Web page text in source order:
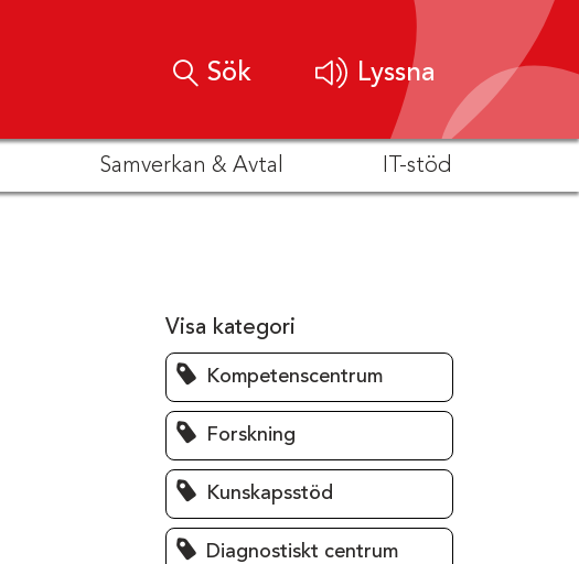
Sök Lyssna
Samverkan & Avtal IT-stöd
Visa kategori
Kompetenscentrum
Forskning
Kunskapsstöd
Diagnostiskt centrum